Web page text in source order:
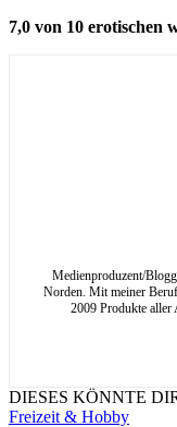
7,0 von 10 erotischen
Medienproduzent/
Norden. Mit meiner
2009 Produkte aller
DIESES KÖNNTE
Freizeit & Hobby